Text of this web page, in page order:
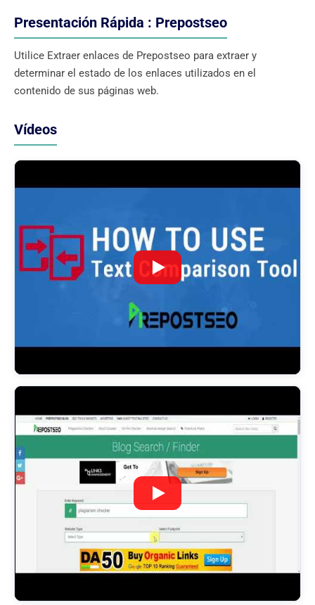
Presentación Rápida : Prepostseo
Utilice Extraer enlaces de Prepostseo para extraer y
determinar el estado de los enlaces utilizados en el
contenido de sus páginas web.
Vídeos